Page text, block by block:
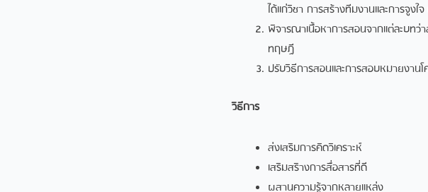
ได้แก่วิชา การสร้างทีมงานและการจูง
พิจารณาเนื้อหาการสอนจากแต่ละบทว่
ทฤษฏี
ปรับวิธีการสอนและการสอบหมายงาน
วิธีการ
ส่งเสริมการคิดวิเคราะห์
เสริมสริางการสื่อสารที่ดี
ผสานความรู้จากหลายแหล่ง